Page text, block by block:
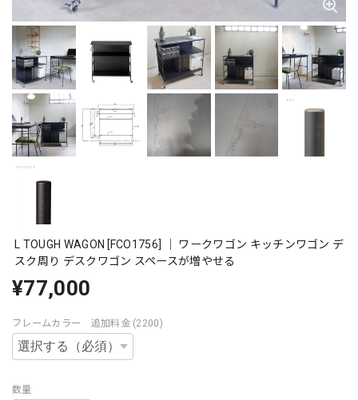
L TOUGH WAGON [FCO1756] ｜ ワークワゴン キッチンワゴン デ
スク周り デスクワゴン スペースが増やせる
¥77,000
フレームカラー 追加料金 (2200)
数量